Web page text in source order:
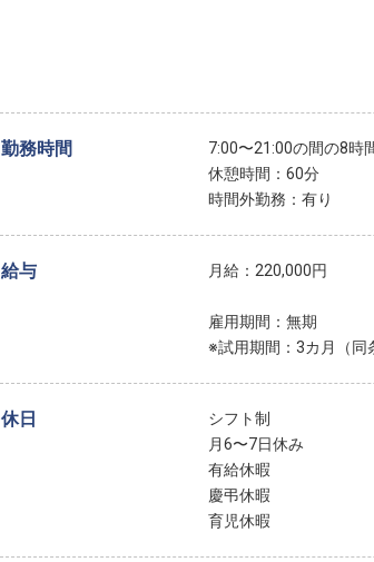
勤務時間
7:00〜21:00の間の8時
休憩時間：60分
時間外勤務：有り
給与 月給：220,000円
雇用期間：無期
※試用期間：3カ月（同
休日
シフト制
月6〜7日休み
有給休暇
慶弔休暇
育児休暇